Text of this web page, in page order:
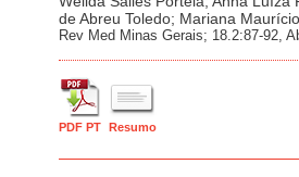
de Abreu Toledo; Mariana
Rev Med Minas Gerais; 18.2:87-92,
PDF PT Resumo